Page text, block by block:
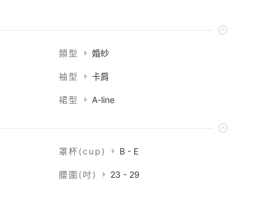
類型 婚紗
袖型 卡肩
裙型 A-line
罩杯(cup) B - E
腰圍(吋) 23 - 29